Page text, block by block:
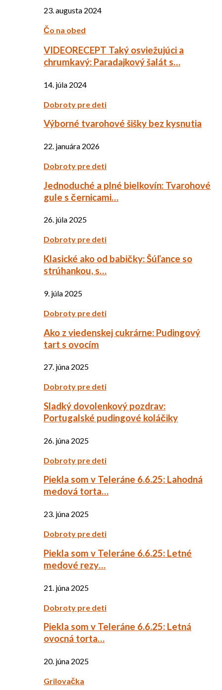
23. augusta 2024
Čo na obed
VIDEORECEPT Taký osviežujúci a
chrumkavý: Paradajkový šalát s…
14. júla 2024
Dobroty pre deti
Výborné tvarohové šišky bez kysnutia
22. januára 2026
Dobroty pre deti
Jednoduché a plné bielkovín: Tvarohové
gule s černicami…
26. júla 2025
Dobroty pre deti
Klasické ako od babičky: Šúľance so
strúhankou, s…
9. júla 2025
Dobroty pre deti
Ako z viedenskej cukrárne: Pudingový
tart s ovocím
27. júna 2025
Dobroty pre deti
Sladký dovolenkový pozdrav:
Portugalské pudingové koláčiky
26. júna 2025
Dobroty pre deti
Piekla som v Teleráne 6.6.25: Lahodná
medová torta…
23. júna 2025
Dobroty pre deti
Piekla som v Teleráne 6.6.25: Letné
medové rezy…
21. júna 2025
Dobroty pre deti
Piekla som v Teleráne 6.6.25: Letná
ovocná torta…
20. júna 2025
Grilovačka